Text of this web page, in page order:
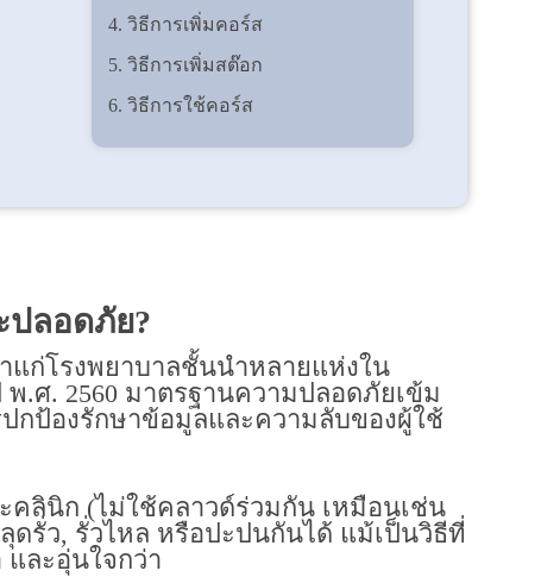
4. วิธีการเพิ่มคอร์ส
5. วิธีการเพิ่มสต๊อก
6. วิธีการใช้คอร์ส
7. วิธีรีเซ็ตรหัสผ่าน
11. วิธีให้ df/ค่าคอม ย้อนหลัง
12. เพิ่มบิลย้อนหลัง
13. วิธีการใช้ point ชำระแทนเงินสด
14. วิธีใช้งานฟังก์ชั่นสต๊อก
16. วิธีตั้งคอร์สตัดรายการ botox
ทีละ unit
ปลอดภัย?
แก่โรงพยาบาลชั้นนำหลายแห่งใน
.ศ. 2560 มาตรฐานความปลอดภัยเข้ม
กป้องรักษาข้อมูลและความลับของผู้ใช้
คลินิก (ไม่ใช้คลาวด์ร่วมกัน เหมือนเช่น
รั่ว, รั่วไหล หรือปะปนกันได้ แม้เป็นวิธีที่
ละอุ่นใจกว่า